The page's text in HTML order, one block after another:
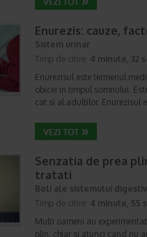
Enurezis: cauze,
Sistem urinar
Timp de citire: 4 minute, 32
Enurezisul este termenul
obicei in timpul somnului.
cat si al adultilor. Enurezisul
Senzatia de prea
tratati
Boli ale sistemului digestiv
Timp de citire: 4 minute, 55
Multi oameni au
plin, chiar si atunci cand nu